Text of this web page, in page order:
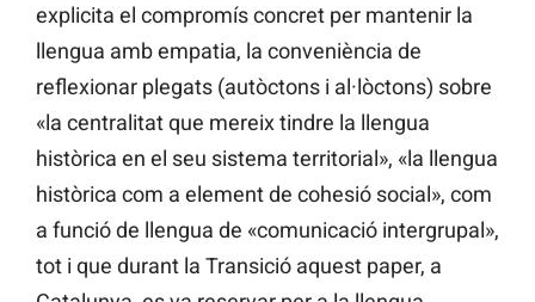
explicita el compromís concret per mantenir la
llengua amb empatia, la conveniència de
reflexionar plegats (autòctons i al·lòctons) sobre
«la centralitat que mereix tindre la llengua
històrica en el seu sistema territorial», «la llengua
històrica com a element de cohesió social», com
a funció de llengua de «comunicació intergrupal»,
tot i que durant la Transició aquest paper, a